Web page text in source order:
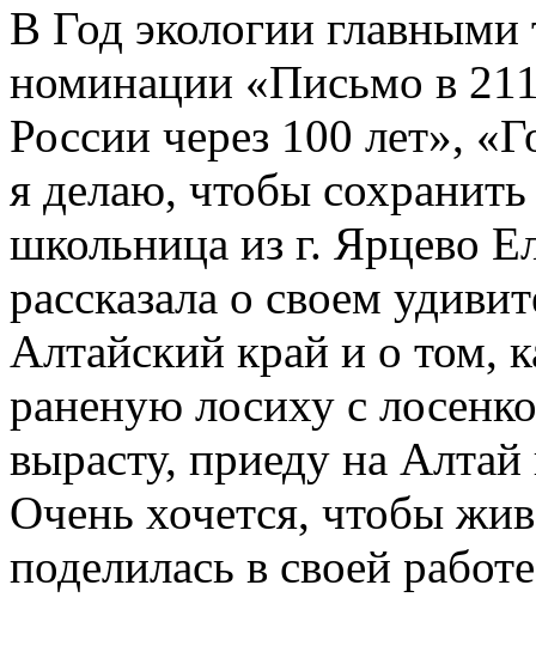
В Год экологии главными
номинации «Письмо в
России через 100 лет»,
я делаю, чтобы
школьница из г. Ярцево
рассказала о своем
Алтайский край и о том,
раненую лосиху с
вырасту, приеду на
Очень хочется, чтобы
поделилась в своей